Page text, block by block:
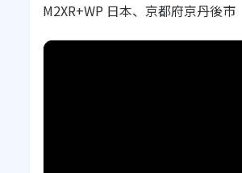
M2XR+WP 日本、京都府京丹後市